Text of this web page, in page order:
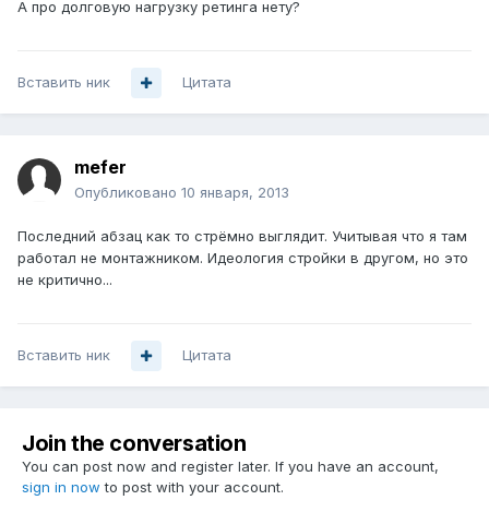
А про долговую нагрузку ретинга нету?
Вставить ник Цитата
mefer
Опубликовано 10 января, 2013
Последний абзац как то стрёмно выглядит. Учитывая что я там
работал не монтажником. Идеология стройки в другом, но это
не критично...
Вставить ник Цитата
Join the conversation
You can post now and register later. If you have an account,
sign in now to post with your account.